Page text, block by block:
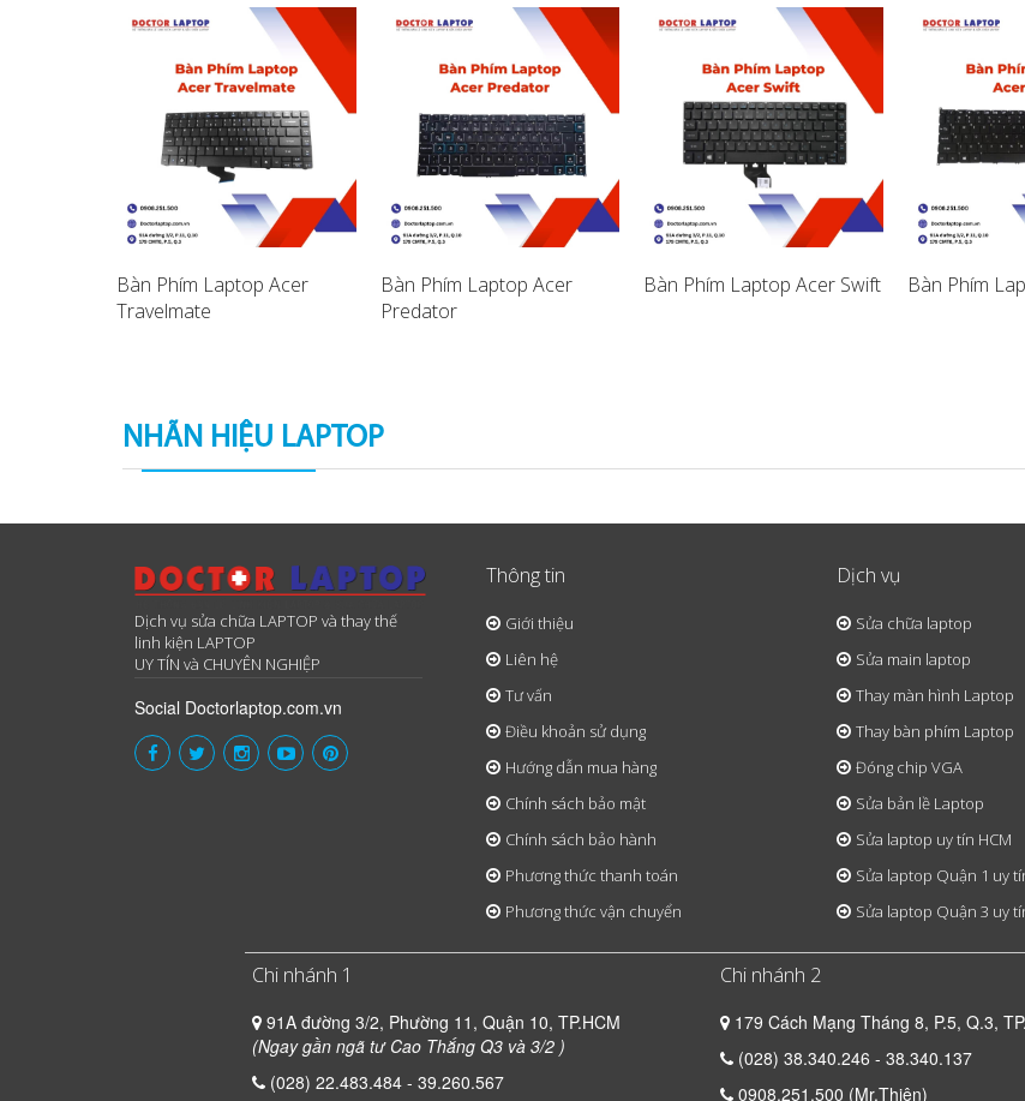
Bàn Phím Laptop Acer
Travelmate
Bàn Phím Laptop Acer
Predator
Bàn Phím Laptop Acer Swift Bàn Phím
NHÃN HIỆU LAPTOP
Dịch vụ sửa chữa LAPTOP và thay thế
linh kiện LAPTOP
UY TÍN và CHUYÊN NGHIỆP
Social Doctorlaptop.com.vn
Thông tin
Giới thiệu
Liên hệ
Tư vấn
Điều khoản sử dụng
Hướng dẫn mua hàng
Chính sách bảo mật
Chính sách bảo hành
Phương thức thanh toán
Phương thức vận chuyển
Dịch vụ
Sửa chữa laptop
Sửa main laptop
Thay màn hình Laptop
Thay bàn phím Laptop
Đóng chip VGA
Sửa bản lề Laptop
Sửa laptop uy tín HCM
Sửa laptop Quận 1 uy
Sửa laptop Quận 3 uy
Chi nhánh 1
91A đường 3/2, Phường 11, Quận 10, TP.HCM
(Ngay gần ngã tư Cao Thắng Q3 và 3/2 )
(028) 22.483.484 - 39.260.567
Chi nhánh 2
179 Cách Mạng Tháng 8, P.5, Q.3,
(028) 38.340.246 - 38.340.137
0908.251.500 (Mr.Thiện)